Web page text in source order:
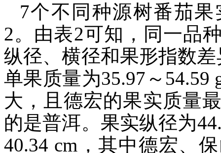
7个不同种源树番茄
2。由表2可知，同一品
纵径、横径和果形指数
单果质量为35.97～54.59
大，且德宏的果实质量
的是普洱。果实纵径为
40.34 cm，其中德宏、